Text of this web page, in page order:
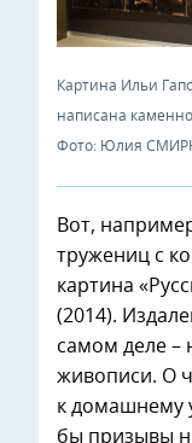
Картина Ильи
написана
Фото: Юлия
Вот,
тружениц с
картина
(2014).
самом деле –
живописи. О
к домашнему
бы призывы